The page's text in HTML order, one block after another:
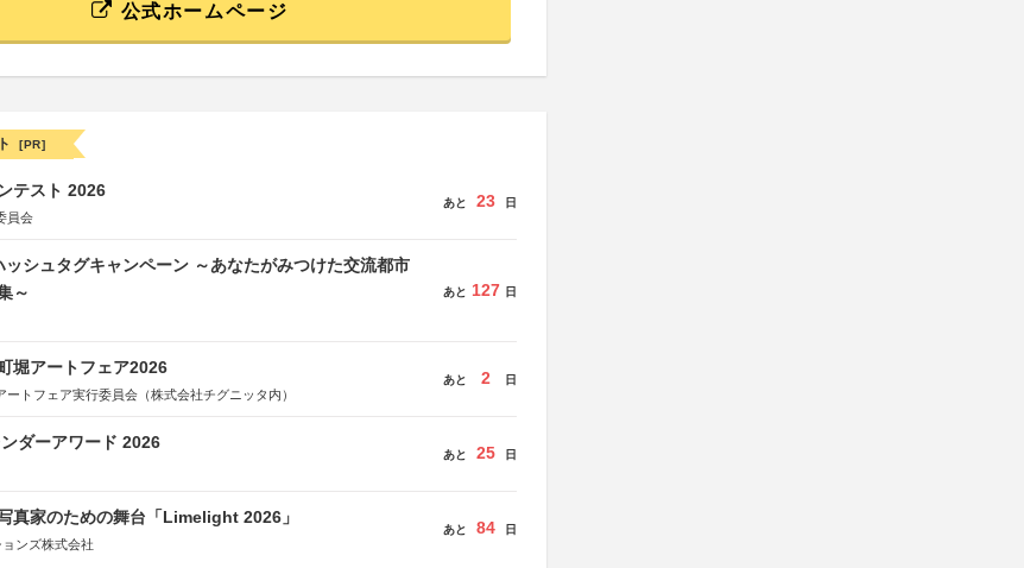
公式ホームページ
[PR]
テスト 2026
員会
あと 23 日
シュタグキャンペーン ～あなたがみつけた交流都市
～
あと 127 日
堀アートフェア2026
トフェア実行委員会（株式会社チグニッタ内）
あと 2 日
ダーアワード 2026
あと 25 日
真家のための舞台「Limelight 2026」
ンズ株式会社
あと 84 日